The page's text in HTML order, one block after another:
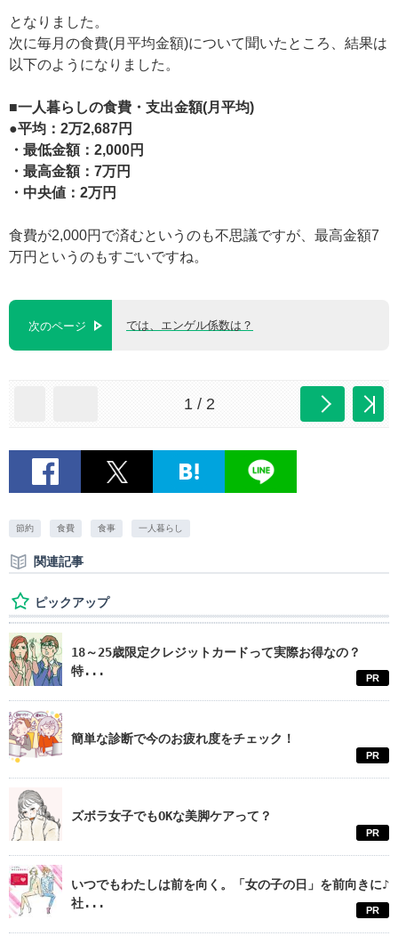
となりました。
次に毎月の食費(月平均金額)について聞いたところ、結果は
以下のようになりました。
■一人暮らしの食費・支出金額(月平均)
●平均：2万2,687円
・最低金額：2,000円
・最高金額：7万円
・中央値：2万円
食費が2,000円で済むというのも不思議ですが、最高金額7
万円というのもすごいですね。
次のページ では、エンゲル係数は？
1 / 2
節約 食費 食事 一人暮らし
関連記事
ピックアップ
18～25歳限定クレジットカードって実際お得なの？
特...
PR
簡単な診断で今のお疲れ度をチェック！
PR
ズボラ女子でもOKな美脚ケアって？
PR
いつでもわたしは前を向く。「女の子の日」を前向きに♪
社...
PR